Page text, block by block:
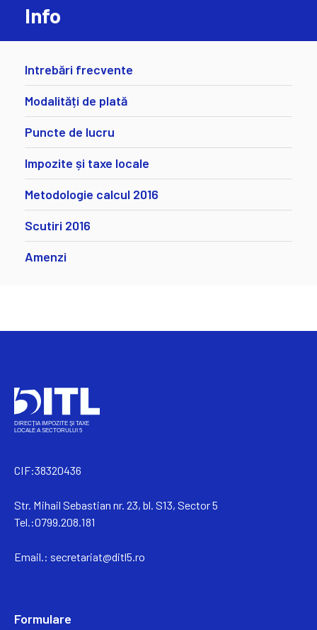
Info
Intrebări frecvente
Modalități de plată
Puncte de lucru
Impozite și taxe locale
Metodologie calcul 2016
Scutiri 2016
Amenzi
CIF:38320436
Str. Mihail Sebastian nr. 23, bl. S13, Sector 5
Tel.:0799.208.181
Email.: secretariat@ditl5.ro
Formulare